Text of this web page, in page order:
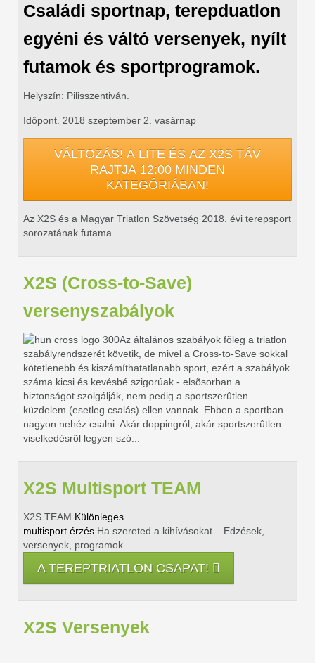
Családi sportnap, terepduatlon
egyéni és váltó versenyek, nyílt
futamok és sportprogramok.
Helyszín: Pilisszentiván.
Időpont. 2018 szeptember 2. vasárnap
VÁLTOZÁS! A LITE ÉS AZ X2S TÁV
RAJTJA 12:00 MINDEN
KATEGÓRIÁBAN!
Az X2S és a Magyar Triatlon Szövetség 2018. évi terepsport
sorozatának futama.
X2S (Cross-to-Save)
versenyszabályok
Az általános szabályok fõleg a triatlon
szabályrendszerét követik, de mivel a Cross-to-Save sokkal
kötetlenebb és kiszámíthatatlanabb sport, ezért a szabályok
száma kicsi és kevésbé szigorúak - elsõsorban a
biztonságot szolgálják, nem pedig a sportszerûtlen
küzdelem (esetleg csalás) ellen vannak. Ebben a sportban
nagyon nehéz csalni. Akár doppingról, akár sportszerûtlen
viselkedésrõl legyen szó...
X2S Multisport TEAM
X2S TEAM Különleges
multisport érzés Ha szereted a kihívásokat...
Edzések,
versenyek, programok
A TEREPTRIATLON CSAPAT!
X2S Versenyek